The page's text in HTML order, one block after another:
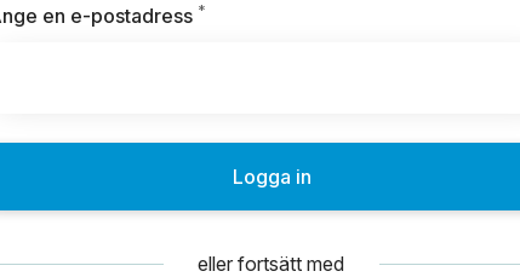
en e-postadress *
Logga in
eller fortsätt med